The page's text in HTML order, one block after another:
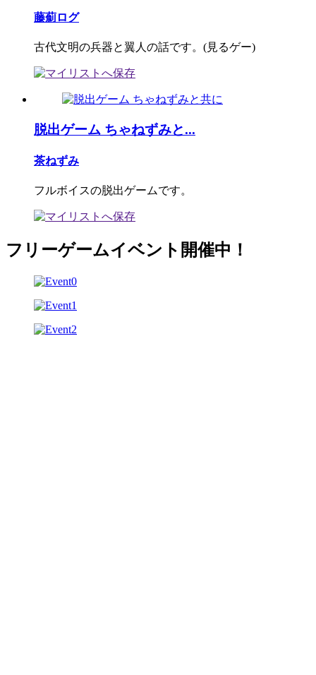
藤薊ログ
古代文明の兵器と翼人の話です。(見るゲー)
脱出ゲーム ちゃねずみと...
茶ねずみ
フルボイスの脱出ゲームです。
フリーゲームイベント開催中！